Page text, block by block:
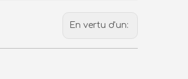
En vertu d'un: